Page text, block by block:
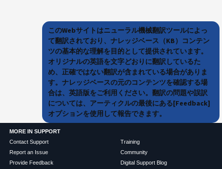
このWebサイトはニューラル機械翻訳ツールによっ
て翻訳されており、ナレッジベース（KB）コンテン
ツの基本的な理解を目的として提供されています。
オリジナルの英語を文字どおりに翻訳しているた
め、正確ではない翻訳が含まれている場合がありま
す。ナレッジベースの元のコンテンツを確認する場
合は、英語版をご利用ください。翻訳の問題や誤訳
については、アーティクルの最後にある[Feedback]
オプションを使用して報告できます。
MORE IN SUPPORT
Contact Support
Report an Issue
Provide Feedback
Training
Community
Digital Support Blog